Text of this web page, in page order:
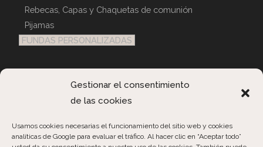
Gestionar el consentimiento
de las cookies
Usamos cookies necesarias el funcionamiento del sitio web y cookies
analíticas de Google para evaluar el tráfico. Al hacer clic en “Aceptar todo”
Rebecas, Capas y Chaquetas de comunión
Pijamas
FUNDAS PERSONALIZADAS
Atención Al Cliente
Consultas Pedidos